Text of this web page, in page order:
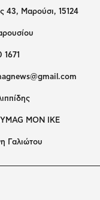
43, Μαρούσι, 15124
ΜΟΝ ΙΚΕ
Γαλιώτου